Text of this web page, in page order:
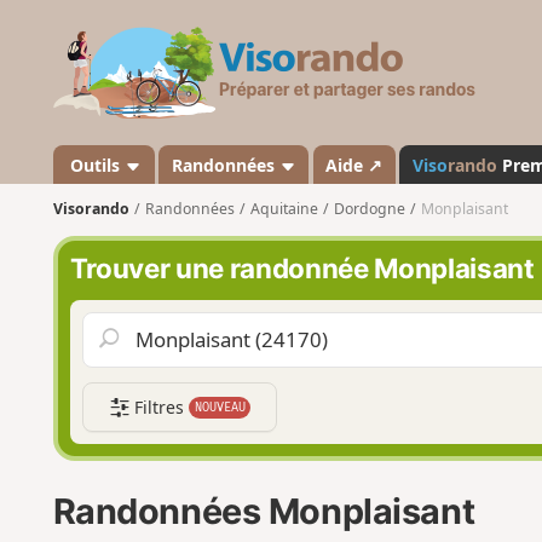
s
a
n
d
o
Outils Randonnées Aide ↗ Visorando
Visorando Randonnées Aquitaine Dordogne Monplaisant
Trouver une randonnée Monplaisant
Filtres NOUVEAU
Randonnées Monplaisant